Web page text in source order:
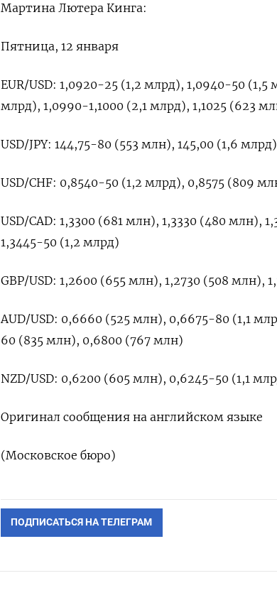
Мартина Лютера Кинга:
Пятница, 12 января
EUR/USD: 1,0920-25 (1,2 млрд), 1,0940-50
млрд), 1,0990-1,1000 (2,1 млрд), 1,1025 (623
USD/JPY: 144,75-80 (553 млн), 145,00 (1,6
USD/CHF: 0,8540-50 (1,2 млрд), 0,8575 (809
USD/CAD: 1,3300 (681 млн), 1,3330 (480 млн),
1,3445-50 (1,2 млрд)
GBP/USD: 1,2600 (655 млн), 1,2730 (508 млн),
AUD/USD: 0,6660 (525 млн), 0,6675-80 (1,1
60 (835 млн), 0,6800 (767 млн)
NZD/USD: 0,6200 (605 млн), 0,6245-50 (1,1
Оригинал сообщения на английском языке
(Московское бюро)
ПОДПИСАТЬСЯ НА ТЕЛЕГРАМ